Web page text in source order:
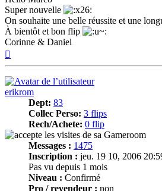
Super nouvelle
On souhaite une belle réussite et une
À bientôt et bon flip
Corinne & Daniel
erikrom
Dept: 83
Collec Perso: 3 flips
Rech/Achete: 0 flip
Messages : 1475
Inscription : jeu. 19 10, 2006
Pas vu depuis 1 mois
Niveau : Confirmé
Pro / revendeur : non